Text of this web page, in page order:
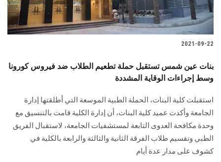
الدراسات العليا
الزائـرون
سجل الان
2021-09-22
بنات عين شمس تستقبل حملة تطعيم الطلاب ضد فيروس كورونا
وسط إجراءات الوقاية المشددة
استقبلت كلية البنات، الحملة الطبية الموسعة التي أطلقتها إدارة
الجامعة وأكدت عميد كلية البنات، أن إدارة الكلية قامت بالتنسيق مع
وحدة مكافحة العدوى التابعة لمستشفيات الجامعة، لاستقبال الفريق
الطبي وتقسيم طلاب الفرقة الثانية والثالثة والرابعة بالكلية في
كشوف على مدار عدة أيام